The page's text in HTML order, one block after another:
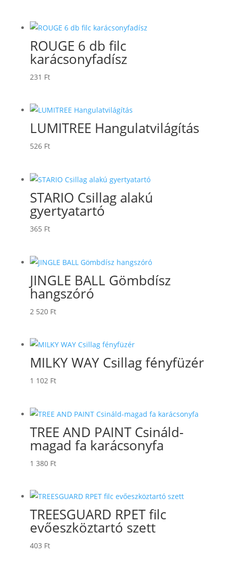
ROUGE 6 db filc
karácsonyfadísz
231 Ft
LUMITREE Hangulatvilágítás
526 Ft
STARIO Csillag alakú
gyertyatartó
365 Ft
JINGLE BALL Gömbdísz
hangszóró
2 520 Ft
MILKY WAY Csillag fényfüzér
1 102 Ft
TREE AND PAINT Csináld-
magad fa karácsonyfa
1 380 Ft
TREESGUARD RPET filc
evőeszköztartó szett
403 Ft